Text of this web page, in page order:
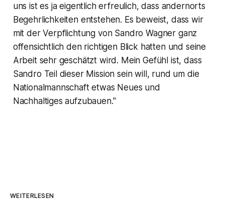
uns ist es ja eigentlich erfreulich, dass andernorts
Begehrlichkeiten entstehen. Es beweist, dass wir
mit der Verpflichtung von Sandro Wagner ganz
offensichtlich den richtigen Blick hatten und seine
Arbeit sehr geschätzt wird. Mein Gefühl ist, dass
Sandro Teil dieser Mission sein will, rund um die
Nationalmannschaft etwas Neues und
Nachhaltiges aufzubauen."
WEITERLESEN